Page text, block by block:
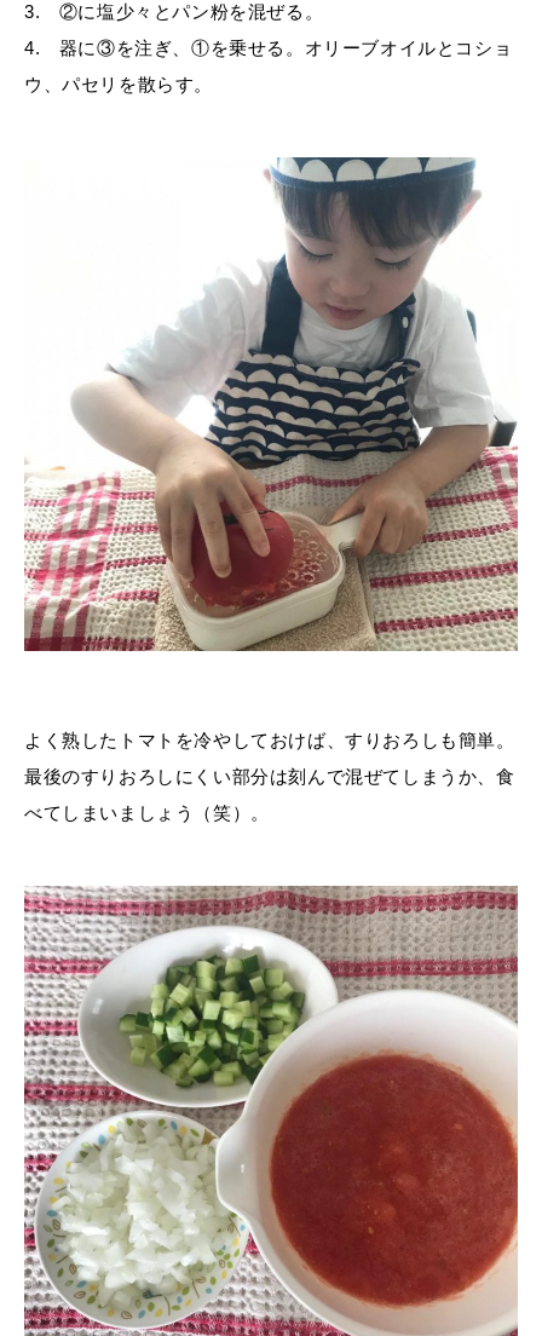
3. ②に塩少々とパン粉を混ぜる。
4. 器に③を注ぎ、①を乗せる。オリーブオイルとコショ
ウ、パセリを散らす。
よく熟したトマトを冷やしておけば、すりおろしも簡単。
最後のすりおろしにくい部分は刻んで混ぜてしまうか、食
べてしまいましょう（笑）。